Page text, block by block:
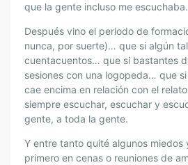
que la gente incluso me escuchaba.
Después vino el periodo de
nunca, por suerte)… que si algún
cuentacuentos… que si bastantes
sesiones con una logopeda… que
cae encima en relación con el
siempre escuchar, escuchar y
gente, a toda la gente.
Y entre tanto quité algunos miedos
primero en cenas o reuniones de